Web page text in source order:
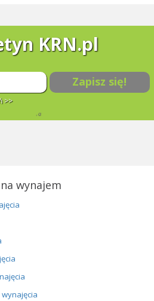
KRN.pl
Zapisz się!
>>
wynajem